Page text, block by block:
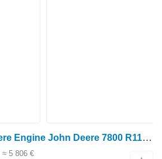
Двигатель John Deere Engine John Deere 7800 R116069 для трактора колесного
≈ 5 806 €